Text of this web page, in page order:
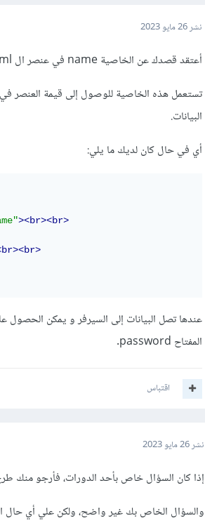
نشر26 مايو 2023
أعتقد قصدك عن الخاصية name في عنصر ال html.
البيانات.
أي في حال كان لديك ما يلي:
><br><br>
المفتاح password.
اقتباس
نشر26 مايو 2023
إذا كان السؤال خاص بأحد الدورات، فأرجو منك